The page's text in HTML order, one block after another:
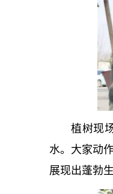
植树现
水。大家动
展现出蓬勃生